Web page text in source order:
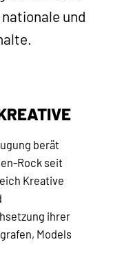
und
berät
Rock seit
Kreative
ihrer
Models